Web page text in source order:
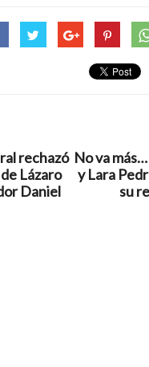
rechazó
Lázaro
Daniel
No va
y Lara
su